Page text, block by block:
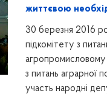
життєвою
30 березня 2016
підкомітету з
агропромисловому
з питань аграрної
участь народні